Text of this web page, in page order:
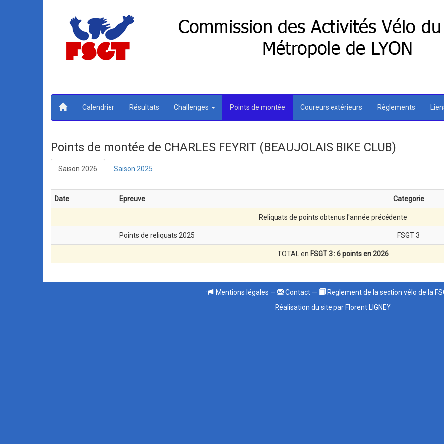
Calendrier Résultats Challenges Points de montée Coureurs extérieurs Règlements
Points de montée de CHARLES FEYRIT (BEAUJOLAIS BIKE CLUB)
Saison 2026 Saison 2025
Date Epreuve Categorie
Reliquats de points obtenus l'année précédente
Points de reliquats 2025 FSGT 3
TOTAL en FSGT 3 : 6 points en 2026
Mentions légales — Contact—
Règlement de la section vélo de la
Réalisation du site par Florent LIGNEY